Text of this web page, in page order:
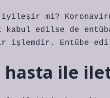
mi?
kabul edilse de
işlemdir. Entübe
ile